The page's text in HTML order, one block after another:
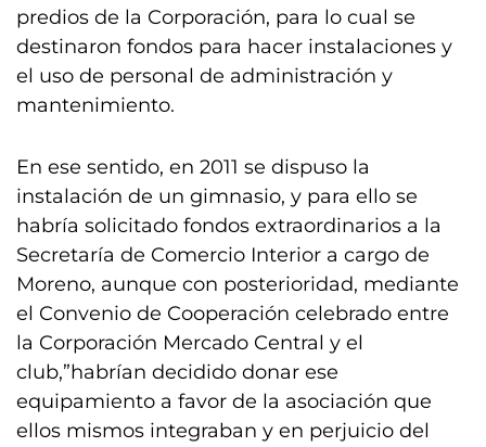
predios de la Corporación, para lo cual se
destinaron fondos para hacer instalaciones y
el uso de personal de administración y
mantenimiento.
En ese sentido, en 2011 se dispuso la
instalación de un gimnasio, y para ello se
habría solicitado fondos extraordinarios a la
Secretaría de Comercio Interior a cargo de
Moreno, aunque con posterioridad, mediante
el Convenio de Cooperación celebrado entre
la Corporación Mercado Central y el
club,”habrían decidido donar ese
equipamiento a favor de la asociación que
ellos mismos integraban y en perjuicio del